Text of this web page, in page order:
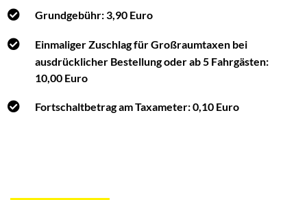
Grundgebühr: 3,90 Euro
Einmaliger Zuschlag für Großraumtaxen bei
ausdrücklicher Bestellung oder ab 5 Fahrgästen:
10,00 Euro
Fortschaltbetrag am Taxameter: 0,10 Euro